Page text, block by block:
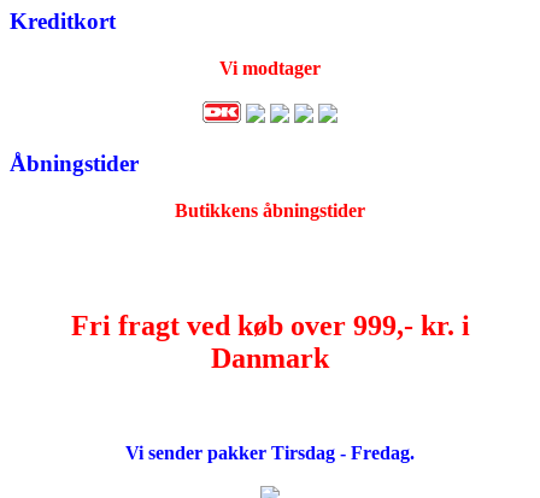
Kreditkort
Vi modtager
Åbningstider
Butikkens åbningstider
Fri fragt ved køb over 999,- kr. i
Danmark
Vi sender pakker Tirsdag - Fredag.